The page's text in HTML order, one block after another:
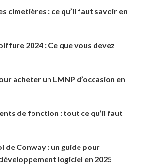
cimetières : ce qu’il faut savoir en
2024 : Ce que vous devez
acheter un LMNP d’occasion en
de fonction : tout ce qu’il faut
de Conway : un guide pour
logiciel en 2025